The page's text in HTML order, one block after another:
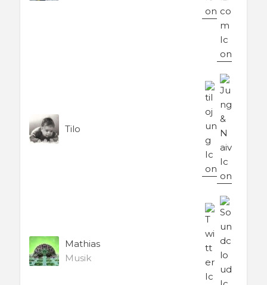
Tilo
Mathias
Musik